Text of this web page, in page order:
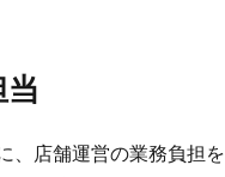
、店舗運営の業務負担を